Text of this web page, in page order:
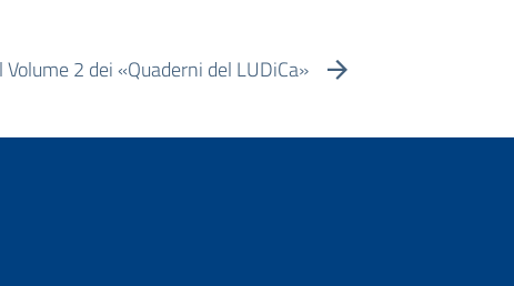
2 dei «Quaderni del LUDiCa»